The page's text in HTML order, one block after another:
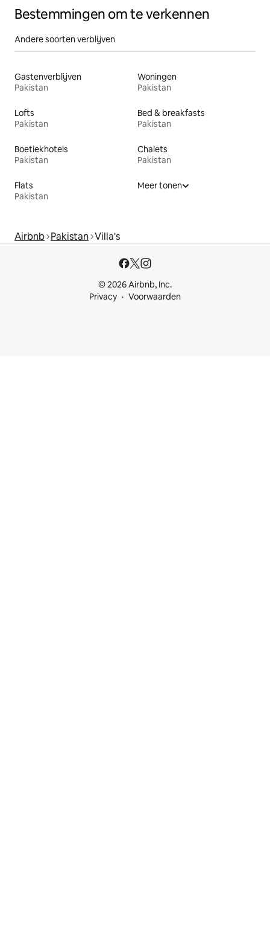
Bestemmingen om te verkennen
Andere soorten verblijven
Gastenverblijven
Pakistan
Woningen
Pakistan
Lofts
Pakistan
Bed & breakfasts
Pakistan
Boetiekhotels
Pakistan
Chalets
Pakistan
Flats
Pakistan
Meer tonen
Airbnb Pakistan Villa's
© 2026 Airbnb, Inc.
Privacy
Voorwaarden